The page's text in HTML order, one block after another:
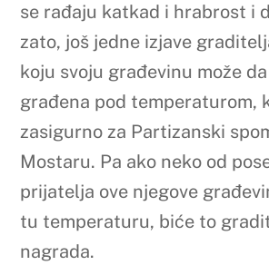
se rađaju katkad i hrabrost i
zato, još jedne izjave
koju svoju građevinu može
građena pod temperaturom,
zasigurno za Partizanski
Mostaru. Pa ako neko od
prijatelja ove njegove
tu temperaturu, biće to
nagrada.